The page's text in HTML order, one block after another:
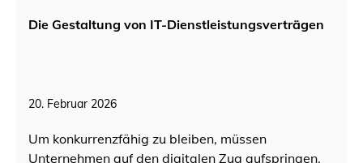
Die Gestaltung von IT-Dienstleistungsverträgen
20. Februar 2026
Um konkurrenzfähig zu bleiben, müssen
Unternehmen auf den digitalen Zug aufspringen.